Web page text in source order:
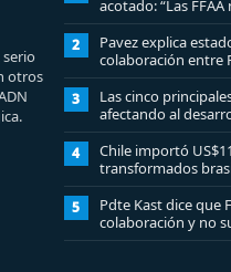
otros
acotado: “Las
2
Pavez explica
colaboración entre
pertinente analizar”
3
Las cinco
afectando al
4
Chile importó
transformados
sostenibilidad
5
Pdte Kast dice que
colaboración y no
del orden público